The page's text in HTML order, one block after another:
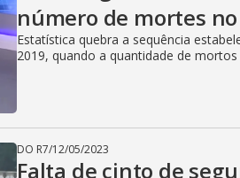
número de mortes
Estatística quebra a sequência
2019, quando a quantidade de
DO R7/12/05/2023
Falta de cinto de